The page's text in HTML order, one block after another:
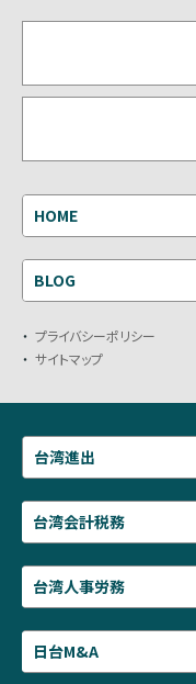
HOME
BLOG
プライバシーポリシー
サイトマップ
台湾進出
台湾会計税務
台湾人事労務
日台M&A